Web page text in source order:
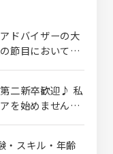
ドバイザーの大
節目において、
も多く、完全反
客様にご満足い
頼と感謝をいた
。 不動産
二新卒歓迎♪ 私
を始めません
未経験からスキ
・スキル・年齢